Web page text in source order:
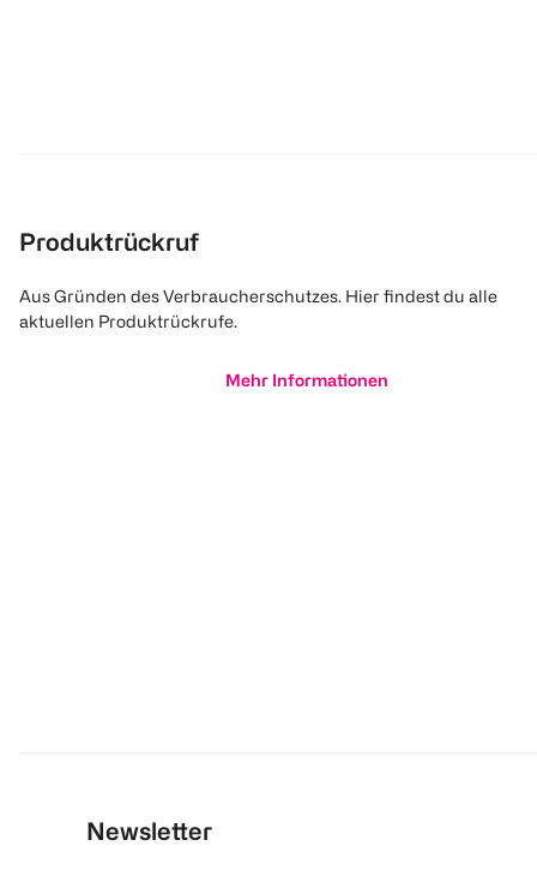
Produktrückruf
Aus Gründen des Verbraucherschutzes. Hier findest du alle
aktuellen Produktrückrufe.
Mehr Informationen
Newsletter